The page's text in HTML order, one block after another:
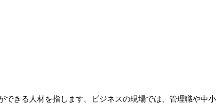
きる人材を指します。ビジネスの現場では、管理職や中小